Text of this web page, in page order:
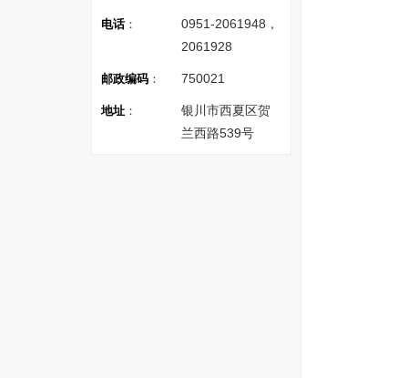
电话 ：
0951-2061948，
2061928
邮政编码 ： 750021
地址 ：
银川市西夏区贺
兰西路539号